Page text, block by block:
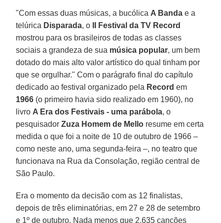
"Com essas duas músicas, a bucólica A Banda e a
telúrica Disparada, o II Festival da TV Record
mostrou para os brasileiros de todas as classes
sociais a grandeza de sua música popular, um bem
dotado do mais alto valor artístico do qual tinham por
que se orgulhar." Com o parágrafo final do capítulo
dedicado ao festival organizado pela Record em
1966 (o primeiro havia sido realizado em 1960), no
livro A Era dos Festivais - uma parábola, o
pesquisadorZuza Homem de Mello resume em certa
medida o que foi a noite de 10 de outubro de 1966 –
como neste ano, uma segunda-feira –, no teatro que
funcionava na Rua da Consolação, região central de
São Paulo.
Era o momento da decisão com as 12 finalistas,
depois de três eliminatórias, em 27 e 28 de setembro
e 1º de outubro. Nada menos que 2.635 canções